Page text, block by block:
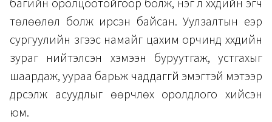
төлөөлөл болж ирсэн байсан. Уулзалтын үеэр
сургуулийн зүгээс намайг цахим орчинд хүүхдийн
зураг нийтэлсэн хэмээн буруутгаж, устгахыг
шаардаж, уураа барьж чаддаггүй эмэгтэй мэтээр
дүрсэлж асуудлыг өөрчлөх оролдлого хийсэн
юм.